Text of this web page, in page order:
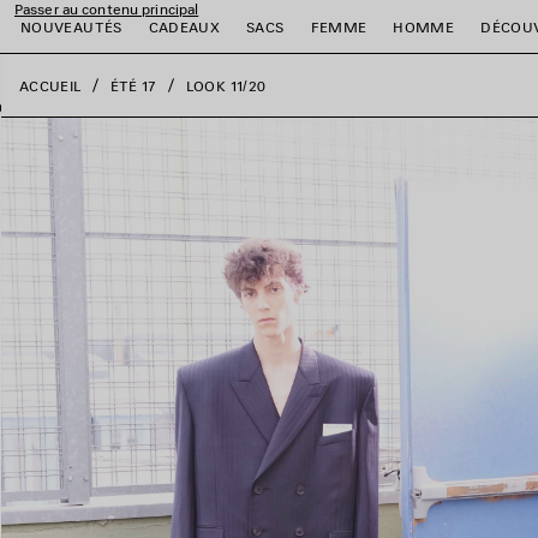
Passer au contenu principal
NOUVEAUTÉS
CADEAUX SACS FEMME HOMME
ACCUEIL ÉTÉ 17 LOOK 11/20
fermer la bannière